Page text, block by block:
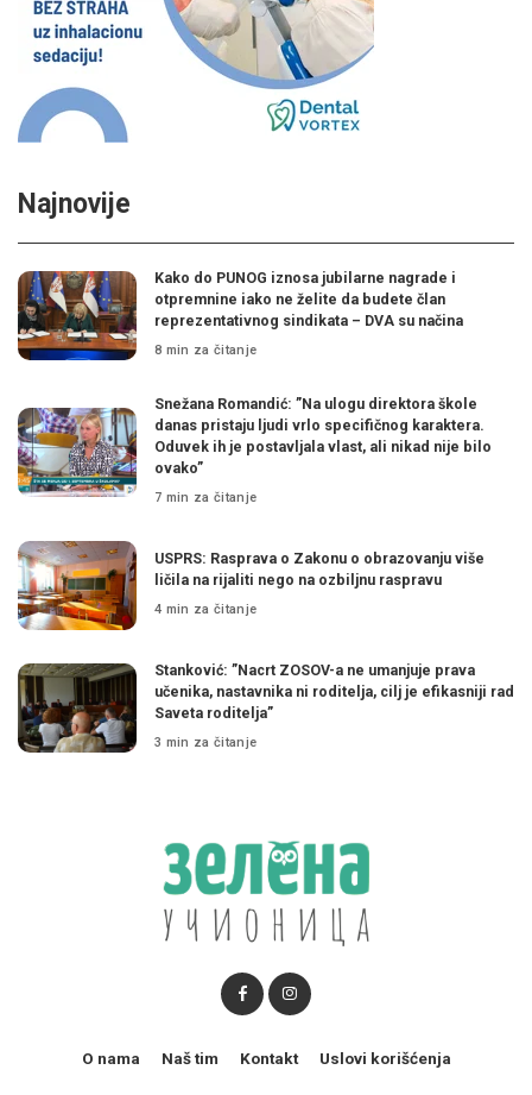
Najnovije
Kako do PUNOG iznosa jubilarne nagrade i
otpremnine iako ne želite da budete član
reprezentativnog sindikata – DVA su načina
8 min za čitanje
Snežana Romandić: ”Na ulogu direktora škole
danas pristaju ljudi vrlo specifičnog karaktera.
Oduvek ih je postavljala vlast, ali nikad nije bilo
ovako”
7 min za čitanje
USPRS: Rasprava o Zakonu o obrazovanju više
ličila na rijaliti nego na ozbiljnu raspravu
4 min za čitanje
Stanković: ”Nacrt ZOSOV-a ne umanjuje prava
učenika, nastavnika ni roditelja, cilj je efikasniji rad
Saveta roditelja”
3 min za čitanje
O nama Naš tim Kontakt Uslovi korišćenja